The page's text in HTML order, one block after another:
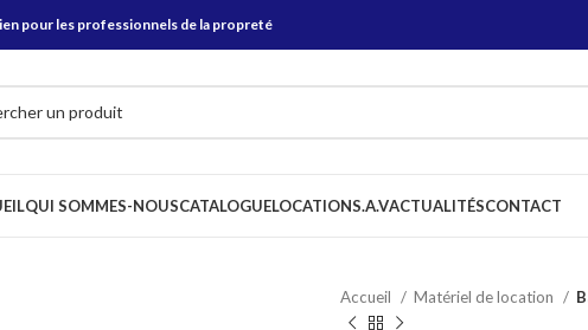
pour les professionnels de la propreté
QUI SOMMES-NOUSCATALOGUELOCATIONS.A.VACTUALITÉSCONTACT
Accueil Matériel de location